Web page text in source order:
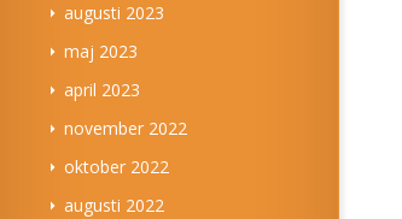
augusti 2023
maj 2023
april 2023
november 2022
oktober 2022
augusti 2022